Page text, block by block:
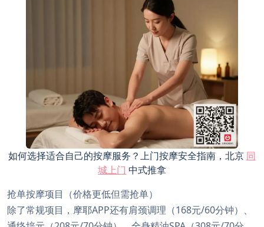
如何选择适合自己的按摩服务？上门按摩安全指南，北京 同
城上门 中式推拿
抢单按摩项目（价格更低但需抢单）
除了常规项目，摩耶APP还有肩颈调理（168元/60分钟）、